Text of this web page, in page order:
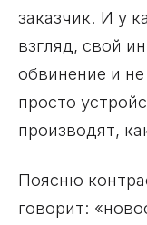
заказчик. И у
взгляд, свой
обвинение и
просто
производят,
Поясню
говорит: